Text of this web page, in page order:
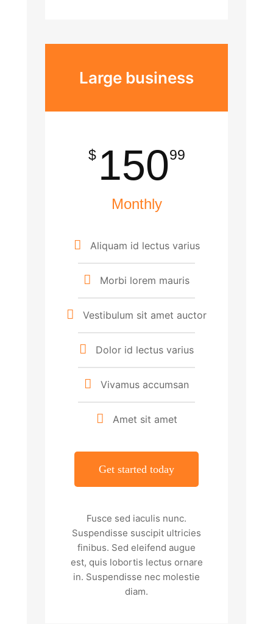
Large business
$ 15099
Monthly
Aliquam id lectus varius
Morbi lorem mauris
Vestibulum sit amet auctor
Dolor id lectus varius
Vivamus accumsan
Amet sit amet
Get started today
Fusce sed iaculis nunc.
Suspendisse suscipit ultricies
finibus. Sed eleifend augue
est, quis lobortis lectus ornare
in. Suspendisse nec molestie
diam.